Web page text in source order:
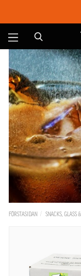
FÖRSTASIDAN SNACKS, GLASS